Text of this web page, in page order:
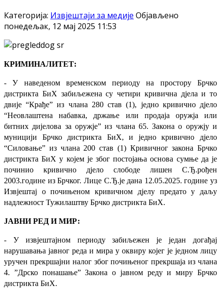
Категорија: Извјештаји за медије Објављено
понедељак, 12 мај 2025 11:53
КРИМИНАЛИТЕТ:
- У наведеном временском периоду на простору Брчко
дистрикта БиХ забиљежена су четири кривична дјела и то
двије “Крађе” из члана 280 став (1), једно кривично дјело
“Неовлаштена набавка, држање или продаја оружја или
битних дијелова за оружје” из члана 65. Закона о оружју и
муницији Брчко дистрикта БиХ, и једно кривично дјело
“Силовање” из члана 200 став (1) Кривичног закона Брчко
дистрикта БиХ у којем је због постојања основа сумње да је
починио кривично дјело слободе лишен С.Ђ.рођен
2003.године из Брчког. Лице С.Ђ.је дана 12.05.2025. године уз
Извјештај о почињеном кривичном дјелу предато у даљу
надлежност Тужилаштву Брчко дистрикта БиХ.
ЈАВНИ РЕД И МИР:
- У извјештајном периоду забиљежен је један догађај
нарушавања јавног реда и мира у оквиру којег је једном лицу
уручен прекршајни налог због почињеног прекршаја из члана
4. ”Дрско понашање” Закона о јавном реду и миру Брчко
дистрикта БиХ.